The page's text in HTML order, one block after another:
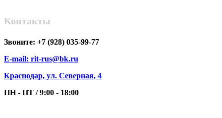
Контакты
Звоните: +7 (928) 035-99-77
E-mail: rit-rus@bk.ru
Краснодар, ул. Северная, 4
ПН - ПТ / 9:00 - 18:00